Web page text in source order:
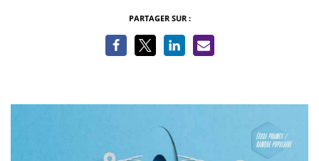
PARTAGER SUR :